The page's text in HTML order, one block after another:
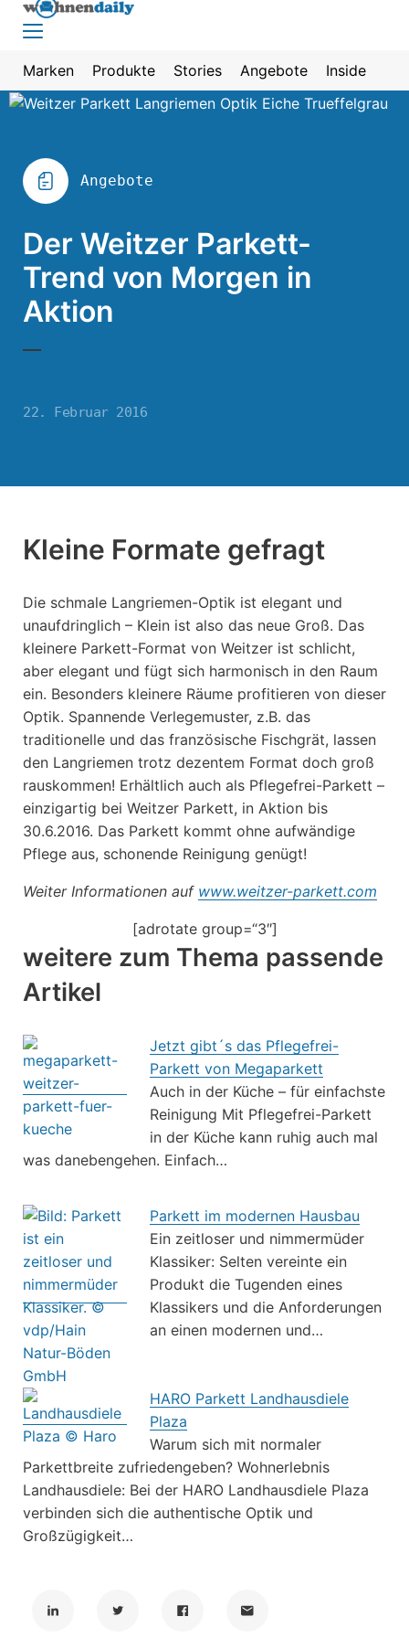
Marken Produkte Stories Angebote Inside
Angebote
Der Weitzer Parkett-
Trend von Morgen in
Aktion
22. Februar 2016
Kleine Formate gefragt
Die schmale Langriemen-Optik ist elegant und
unaufdringlich – Klein ist also das neue Groß. Das
kleinere Parkett-Format von Weitzer ist schlicht,
aber elegant und fügt sich harmonisch in den Raum
ein. Besonders kleinere Räume profitieren von dieser
Optik. Spannende Verlegemuster, z.B. das
traditionelle und das französische Fischgrät, lassen
den Langriemen trotz dezentem Format doch groß
rauskommen! Erhältlich auch als Pflegefrei-Parkett –
einzigartig bei Weitzer Parkett, in Aktion bis
30.6.2016. Das Parkett kommt ohne aufwändige
Pflege aus, schonende Reinigung genügt!
Weiter Informationen auf www.weitzer-parkett.com
[adrotate group=“3″]
weitere zum Thema passende
Artikel
Jetzt gibt´s das Pflegefrei-
Parkett von Megaparkett
Auch in der Küche – für einfachste
Reinigung Mit Pflegefrei-Parkett
in der Küche kann ruhig auch mal
was danebengehen. Einfach…
Parkett im modernen Hausbau
Ein zeitloser und nimmermüder
Klassiker: Selten vereinte ein
Produkt die Tugenden eines
Klassikers und die Anforderungen
an einen modernen und…
HARO Parkett Landhausdiele
Plaza
Warum sich mit normaler
Parkettbreite zufriedengeben? Wohnerlebnis
Landhausdiele: Bei der HARO Landhausdiele Plaza
verbinden sich die authentische Optik und
Großzügigkeit…